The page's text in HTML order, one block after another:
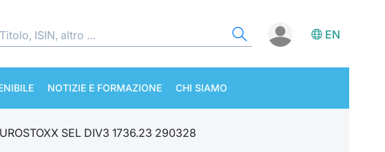
EN
NOTIZIE E FORMAZIONE CHI SIAMO
SEL DIV3 1736.23 290328